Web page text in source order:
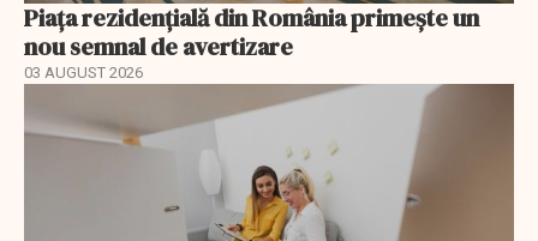
Piața rezidențială din România primește un
nou semnal de avertizare
03 AUGUST 2026